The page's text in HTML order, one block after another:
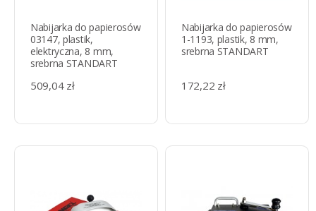
Nabijarka do papierosów
03147, plastik,
elektryczna, 8 mm,
srebrna STANDART
509,04 zł
Nabijarka do papierosów
1-1193, plastik, 8 mm,
srebrna STANDART
172,22 zł